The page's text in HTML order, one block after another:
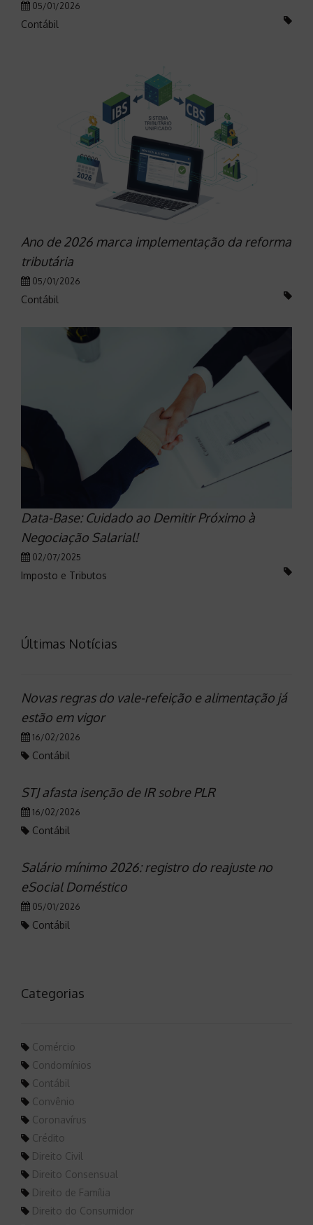
05/01/2026
Contábil
Ano de 2026 marca implementação da reforma
tributária
05/01/2026
Contábil
Data-Base: Cuidado ao Demitir Próximo à
Negociação Salarial!
02/07/2025
Imposto e Tributos
Últimas Notícias
Novas regras do vale-refeição e alimentação já
estão em vigor
16/02/2026
Contábil
STJ afasta isenção de IR sobre PLR
16/02/2026
Contábil
Salário mínimo 2026: registro do reajuste no
eSocial Doméstico
05/01/2026
Contábil
Categorias
Comércio
Condomínios
Contábil
Convênio
Coronavírus
Crédito
Direito Civil
Direito Consensual
Direito de Família
Direito do Consumidor